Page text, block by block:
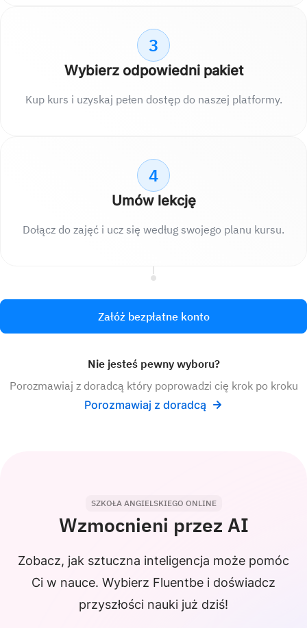
3
Wybierz odpowiedni pakiet
Kup kurs i uzyskaj pełen dostęp do naszej platformy.
4
Umów lekcję
Dołącz do zajęć i ucz się według swojego planu kursu.
Załóż bezpłatne konto
Nie jesteś pewny wyboru?
Porozmawiaj z doradcą który poprowadzi cię krok po kroku
Porozmawiaj z doradcą
SZKOŁA ANGIELSKIEGO ONLINE
Wzmocnieni przez AI
Zobacz, jak sztuczna inteligencja może pomóc
Ci w nauce. Wybierz Fluentbe i doświadcz
przyszłości nauki już dziś!